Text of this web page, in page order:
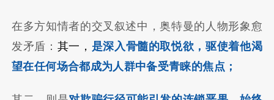
在多方知情者的交叉叙述中，奥特曼的人物形象愈
发矛盾： 其一， 是深入骨髓的取悦欲，驱使着他渴
望在任何场合都成为人群中备受青睐的焦点；